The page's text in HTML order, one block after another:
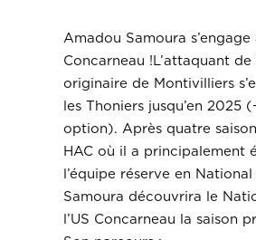
Amadou Samoura s’engage
Concarneau !L’attaquant de
originaire de Montivilliers
les Thoniers jusqu’en 2025
option). Après quatre
HAC où il a principalement
l’équipe réserve en
Samoura découvrira le
l’US Concarneau la saison